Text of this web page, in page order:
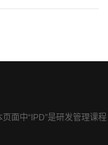
面中“IPD”是研发管理课程